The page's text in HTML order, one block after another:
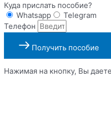
Куда прислать пособие?
Whatsapp
Telegram
Телефон
Получить пособие
Нажимая на кнопку, Вы